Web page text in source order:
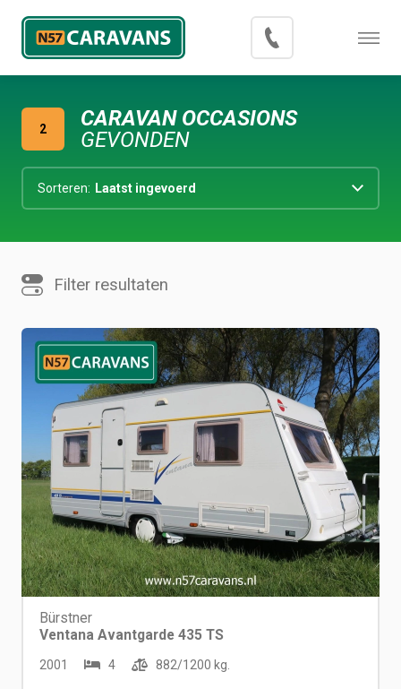
2
CARAVAN OCCASIONS
GEVONDEN
Filter resultaten
Bürstner
Ventana Avantgarde 435 TS
2001 4 882/1200 kg.
Menu
Occasions
Export
Over N57 Caravans